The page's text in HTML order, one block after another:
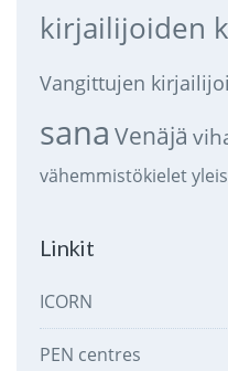
kirjailijoiden
Vangittujen
sana Venäjä
vähemmistökielet
Linkit
ICORN
PEN centres